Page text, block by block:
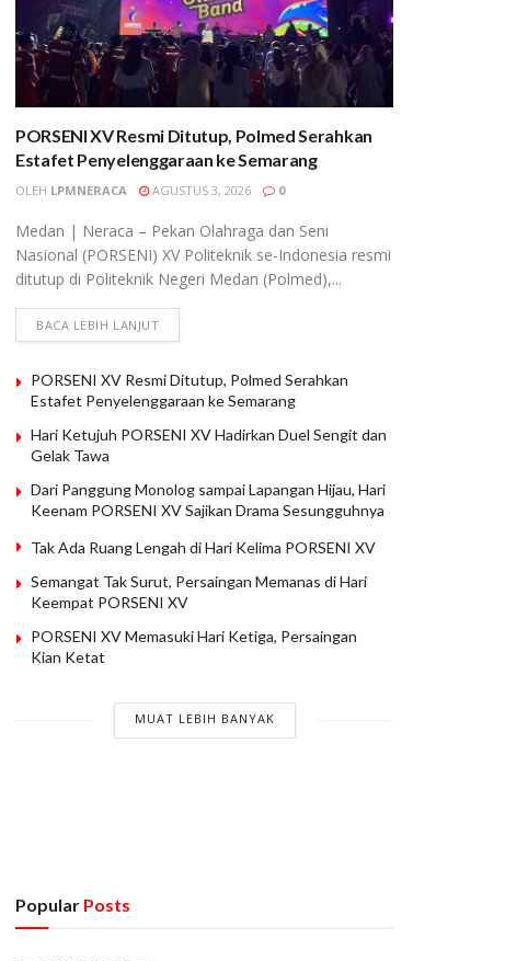
PORSENI XV Resmi Ditutup, Polmed Serahkan
Estafet Penyelenggaraan ke Semarang
OLEH LPMNERACA AGUSTUS 3, 2026 0
Medan | Neraca – Pekan Olahraga dan Seni
Nasional (PORSENI) XV Politeknik se-Indonesia resmi
ditutup di Politeknik Negeri Medan (Polmed),...
BACA LEBIH LANJUT
PORSENI XV Resmi Ditutup, Polmed Serahkan
Estafet Penyelenggaraan ke Semarang
Hari Ketujuh PORSENI XV Hadirkan Duel Sengit dan
Gelak Tawa
Dari Panggung Monolog sampai Lapangan Hijau, Hari
Keenam PORSENI XV Sajikan Drama Sesungguhnya
Tak Ada Ruang Lengah di Hari Kelima PORSENI XV
Semangat Tak Surut, Persaingan Memanas di Hari
Keempat PORSENI XV
PORSENI XV Memasuki Hari Ketiga, Persaingan
Kian Ketat
MUAT LEBIH BANYAK
Popular Posts